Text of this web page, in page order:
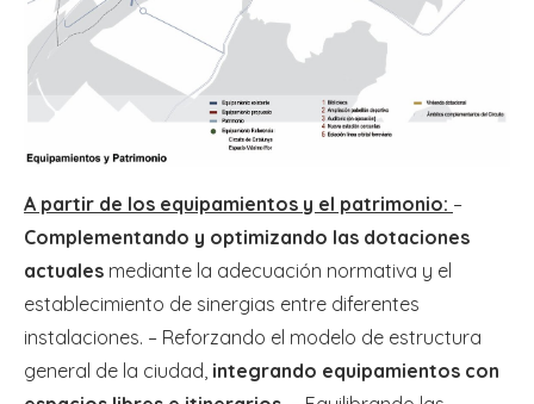
A partir de los equipamientos y el patrimonio: –
Complementando y optimizando las dotaciones
actuales mediante la adecuación normativa y el
establecimiento de sinergias entre diferentes
instalaciones. – Reforzando el modelo de estructura
general de la ciudad, integrando equipamientos con